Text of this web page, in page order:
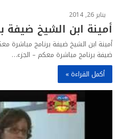
يناير 26, 2014
أمينة ابن الشيخ ضيفة
ضيفة برنامج مباشرة معكم – الجزء…
أكمل القراءة »